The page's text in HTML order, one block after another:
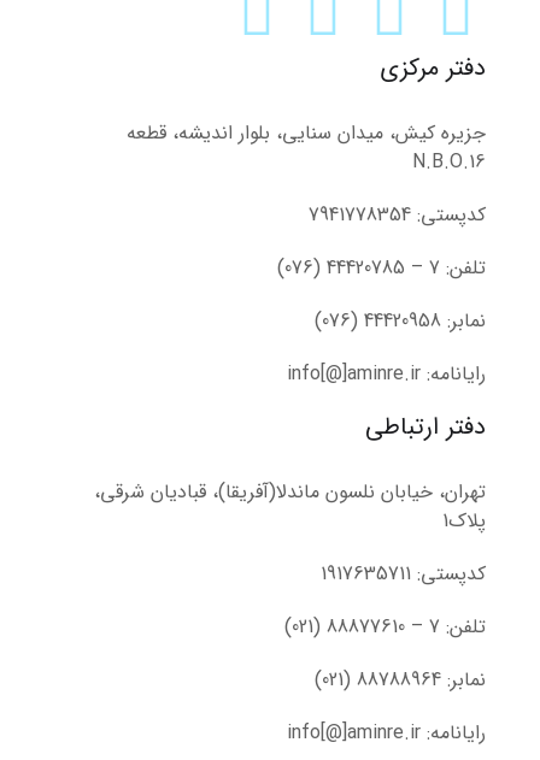
دفتر مرکزی
جزیره کیش، میدان سنایی، بلوار اندیشه، قطعه
N.B.O.16
کدپستی: 7941778354
تلفن: 7 – 44420785 (076)
نمابر: 44420958 (076)
رایانامه: info[@]aminre.ir
دفتر ارتباطی
تهران، خیابان نلسون ماندلا(آفریقا)، قبادیان شرقی،
پلاک1
کدپستی: 1917635711
تلفن: 7 – 88877610 (021)
نمابر: 88788964 (021)
رایانامه: info[@]aminre.ir